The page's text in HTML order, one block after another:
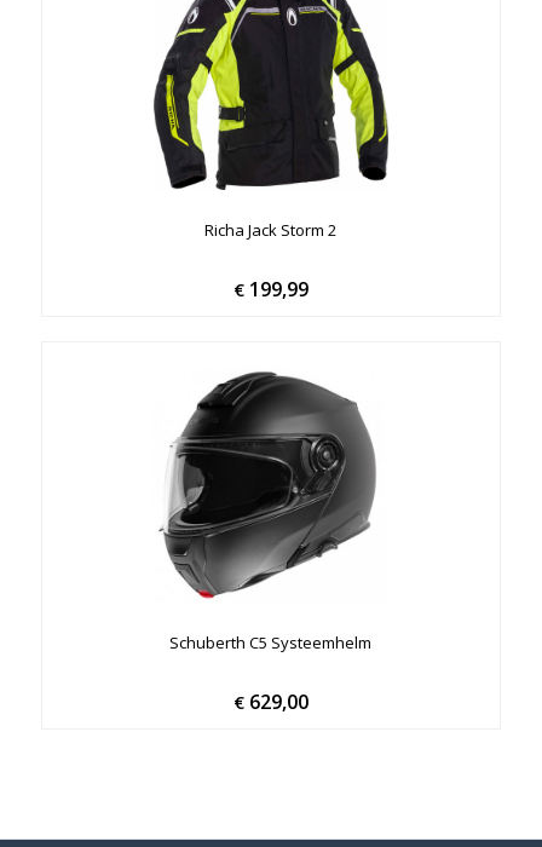
Richa Jack Storm 2
€199,99
Schuberth C5 Systeemhelm
€629,00